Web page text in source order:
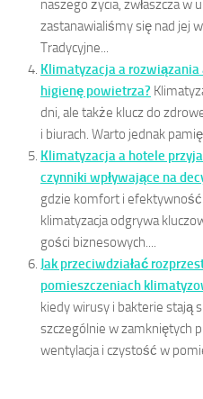
naszego życia, zwłaszcza w
zastanawialiśmy się nad jej
Tradycyjne...
Klimatyzacja a
higienę powietrza?
dni, ale także klucz do
i biurach. Warto jednak
Klimatyzacja a hotele
czynniki wpływające na
gdzie komfort i efektywność
klimatyzacja odgrywa
gości biznesowych....
Jak przeciwdziałać
pomieszczeniach
kiedy wirusy i bakterie stają
szczególnie w zamkniętych
wentylacja i czystość w